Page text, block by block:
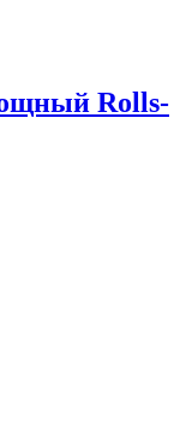
Rolls-